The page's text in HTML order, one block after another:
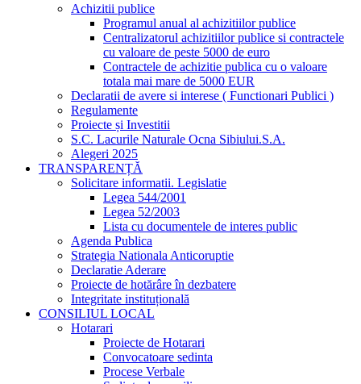
Achizitii publice
Programul anual al achizitiilor publice
Centralizatorul achizitiilor publice si contractele
cu valoare de peste 5000 de euro
Contractele de achizitie publica cu o valoare
totala mai mare de 5000 EUR
Declaratii de avere si interese ( Functionari Publici )
Regulamente
Proiecte și Investitii
S.C. Lacurile Naturale Ocna Sibiului.S.A.
Alegeri 2025
TRANSPARENȚĂ
Solicitare informatii. Legislatie
Legea 544/2001
Legea 52/2003
Lista cu documentele de interes public
Agenda Publica
Strategia Nationala Anticoruptie
Declaratie Aderare
Proiecte de hotărâre în dezbatere
Integritate instituțională
CONSILIUL LOCAL
Hotarari
Proiecte de Hotarari
Convocatoare sedinta
Procese Verbale